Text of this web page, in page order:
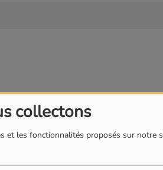
collectons
et les fonctionnalités proposés sur notre